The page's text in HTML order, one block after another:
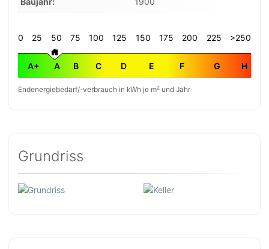
0 25 50 75 100 125 150 175 200 225 >250
A+ A B C D E F G H
Endenergiebedarf/-verbrauch in kWh je m² und Jahr
Grundriss